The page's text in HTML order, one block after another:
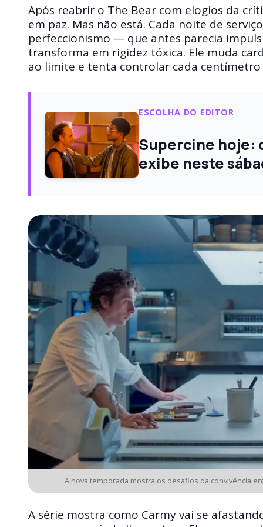
Após reabrir o The Bear com elogios da
em paz. Mas não está. Cada noite de
perfeccionismo — que antes parecia
transforma em rigidez tóxica. Ele muda
ao limite e tenta controlar cada
ESCOLHA DO EDITOR
Supercine hoje:
exibe neste
A nova temporada mostra os desafios da convivência
A série mostra como Carmy vai se